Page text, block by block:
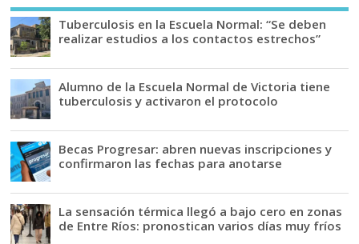
Tuberculosis en la Escuela Normal: “Se deben
realizar estudios a los contactos estrechos”
Alumno de la Escuela Normal de Victoria tiene
tuberculosis y activaron el protocolo
Becas Progresar: abren nuevas inscripciones y
confirmaron las fechas para anotarse
La sensación térmica llegó a bajo cero en zonas
de Entre Ríos: pronostican varios días muy fríos